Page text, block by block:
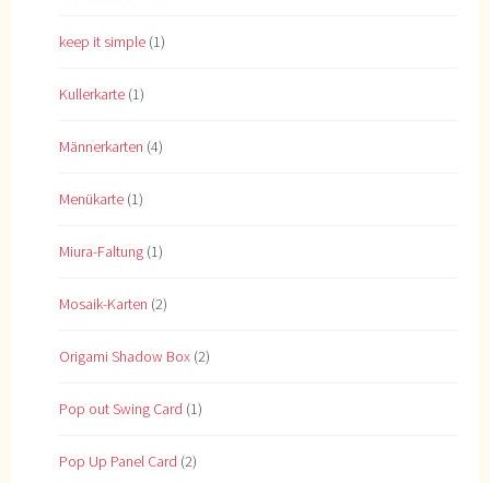
keep it simple (1)
Kullerkarte (1)
Männerkarten (4)
Menükarte (1)
Miura-Faltung (1)
Mosaik-Karten (2)
Origami Shadow Box (2)
Pop out Swing Card (1)
Pop Up Panel Card (2)